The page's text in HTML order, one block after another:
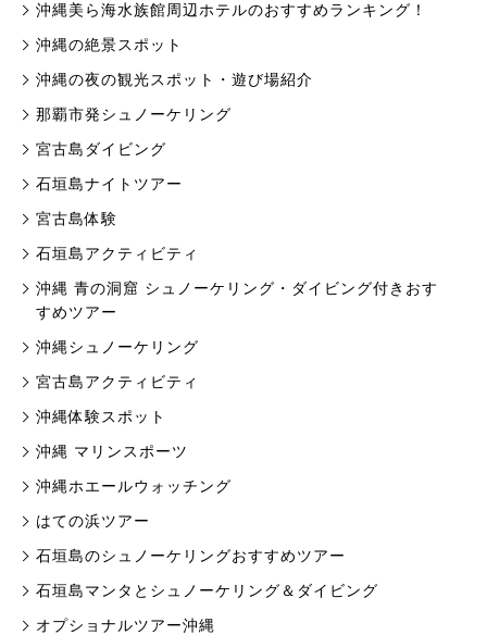
沖縄美ら海水族館周辺ホテルのおすすめランキング！
沖縄の絶景スポット
沖縄の夜の観光スポット・遊び場紹介
那覇市発シュノーケリング
宮古島ダイビング
石垣島ナイトツアー
宮古島体験
石垣島アクティビティ
沖縄 青の洞窟 シュノーケリング・ダイビング付きおす
すめツアー
沖縄シュノーケリング
宮古島アクティビティ
沖縄体験スポット
沖縄 マリンスポーツ
沖縄ホエールウォッチング
はての浜ツアー
石垣島のシュノーケリングおすすめツアー
石垣島マンタとシュノーケリング＆ダイビング
オプショナルツアー沖縄